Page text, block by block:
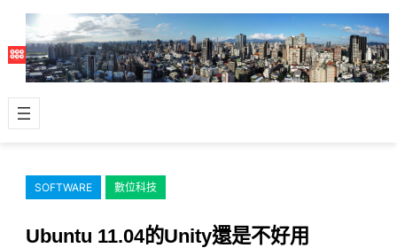
主
容
SOFTWARE 數位科技
Ubuntu 11.04的Unity還是不好用